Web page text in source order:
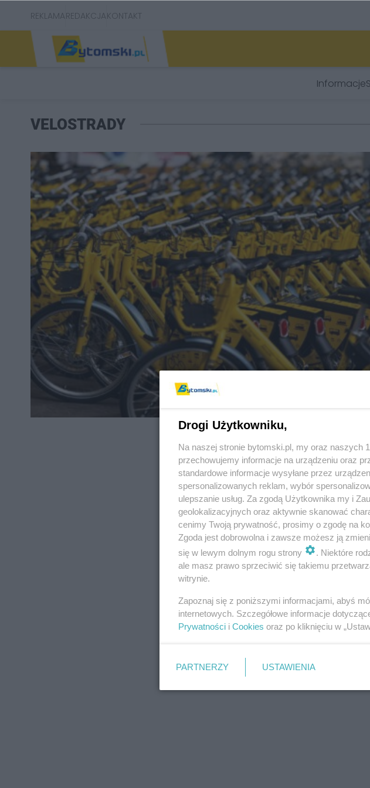
REKLAMAREDAKCJAKONTAKT
Informacje
VELOSTRADY
REKLAMA
Drogi Użytkowniku,
Na naszej stronie bytomski.pl, my oraz naszych
przechowujemy informacje na urządzeniu oraz
standardowe informacje wysyłane przez
spersonalizowanych reklam, wybór
ulepszanie usług. Za zgodą Użytkownika my i
geolokalizacyjnych oraz aktywnie skanować
cenimy Twoją prywatność, prosimy o zgodę na
Zgoda jest dobrowolna i zawsze możesz ją
się w lewym dolnym rogu strony
. Niektóre
ale masz prawo sprzeciwić się takiemu
witrynie.
Zapoznaj się z poniższymi informacjami, abyś
internetowych. Szczegółowe informacje
Prywatności i Cookies oraz po kliknięciu w
PARTNERZY USTAWIENIA